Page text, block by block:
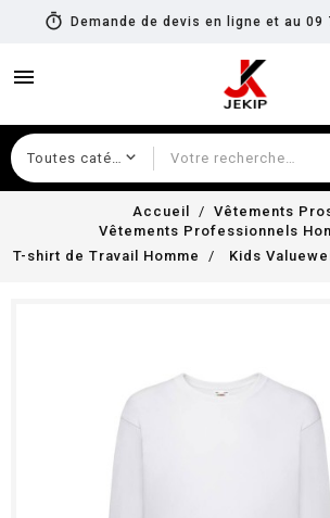
timer Demande de devis en ligne et au 09
menu
Accueil
Vêtements
Vêtements Professionnels
T-shirt de Travail Homme
Kids